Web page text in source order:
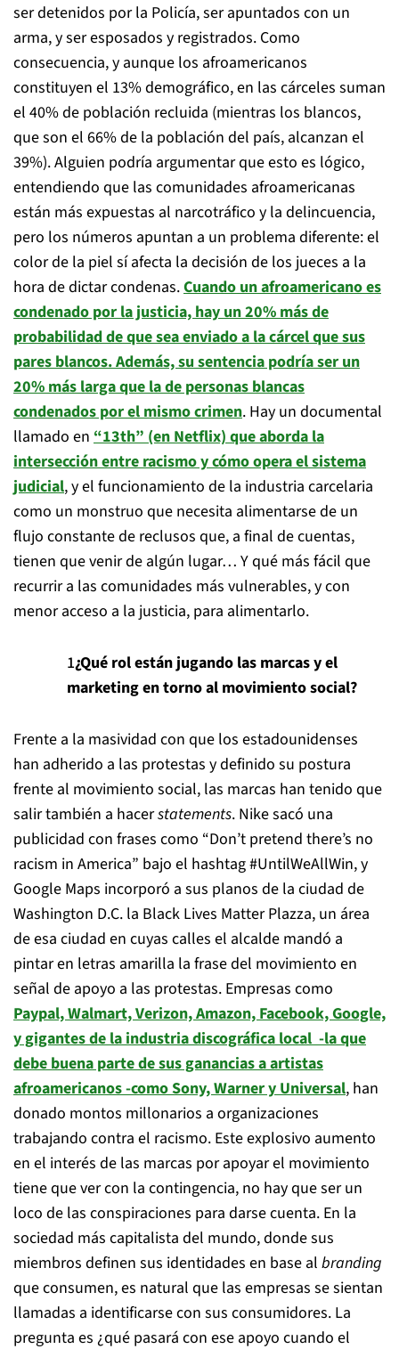
ser detenidos por la Policía, ser apuntados con un
arma, y ser esposados y registrados. Como
consecuencia, y aunque los afroamericanos
constituyen el 13% demográfico, en las cárceles suman
el 40% de población recluida (mientras los blancos,
que son el 66% de la población del país, alcanzan el
39%). Alguien podría argumentar que esto es lógico,
entendiendo que las comunidades afroamericanas
están más expuestas al narcotráfico y la delincuencia,
pero los números apuntan a un problema diferente: el
color de la piel sí afecta la decisión de los jueces a la
hora de dictar condenas.Cuando un afroamericano es
condenado por la justicia, hay un 20% más de
probabilidad de que sea enviado a la cárcel que sus
pares blancos. Además, su sentencia podría ser un
20% más larga que la de personas blancas
condenados por el mismo crimen. Hay un documental
llamado en “13th” (en Netflix) que aborda la
intersección entre racismo y cómo opera el sistema
judicial, y el funcionamiento de la industria carcelaria
como un monstruo que necesita alimentarse de un
flujo constante de reclusos que, a final de cuentas,
tienen que venir de algún lugar… Y qué más fácil que
recurrir a las comunidades más vulnerables, y con
menor acceso a la justicia, para alimentarlo.
¿Qué rol están jugando las marcas y el
marketing en torno al movimiento social?
Frente a la masividad con que los estadounidenses
han adherido a las protestas y definido su postura
frente al movimiento social, las marcas han tenido que
salir también a hacerstatements. Nike sacó una
publicidad con frases como “Don’t pretend there’s no
racism in America” bajo el hashtag #UntilWeAllWin, y
Google Maps incorporó a sus planos de la ciudad de
Washington D.C. la Black Lives Matter Plazza, un área
de esa ciudad en cuyas calles el alcalde mandó a
pintar en letras amarilla la frase del movimiento en
señal de apoyo a las protestas. Empresas como
Paypal, Walmart, Verizon, Amazon, Facebook, Google,
y gigantes de la industria discográfica local -la que
debe buena parte de sus ganancias a artistas
afroamericanos -como Sony, Warner y Universal, han
donado montos millonarios a organizaciones
trabajando contra el racismo. Este explosivo aumento
en el interés de las marcas por apoyar el movimiento
tiene que ver con la contingencia, no hay que ser un
loco de las conspiraciones para darse cuenta. En la
sociedad más capitalista del mundo, donde sus
miembros definen sus identidades en base al branding
que consumen, es natural que las empresas se sientan
llamadas a identificarse con sus consumidores. La
pregunta es ¿qué pasará con ese apoyo cuando el